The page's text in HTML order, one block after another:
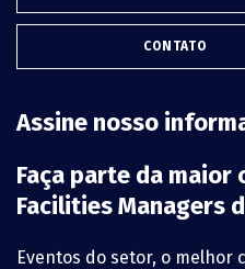
CONTATO
Assine nosso
Faça parte da maior
Facilities Managers
Eventos do setor, o melhor